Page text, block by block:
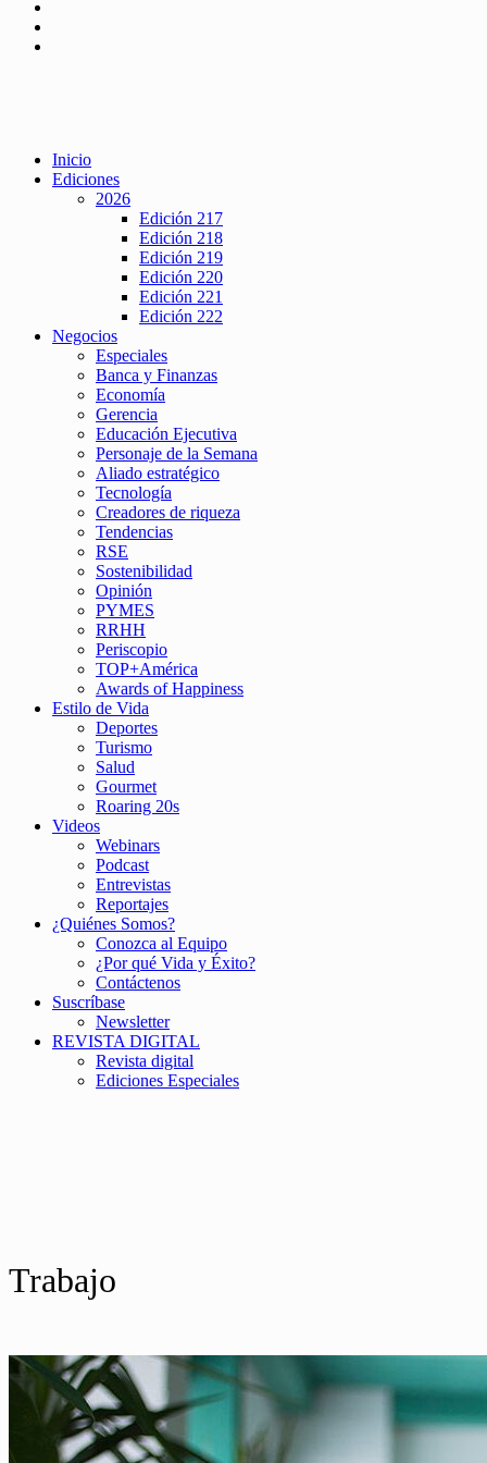
Inicio
Ediciones
2026
Edición 217
Edición 218
Edición 219
Edición 220
Edición 221
Edición 222
Negocios
Especiales
Banca y Finanzas
Economía
Gerencia
Educación Ejecutiva
Personaje de la Semana
Aliado estratégico
Tecnología
Creadores de riqueza
Tendencias
RSE
Sostenibilidad
Opinión
PYMES
RRHH
Periscopio
TOP+América
Awards of Happiness
Estilo de Vida
Deportes
Turismo
Salud
Gourmet
Roaring 20s
Videos
Webinars
Podcast
Entrevistas
Reportajes
¿Quiénes Somos?
Conozca al Equipo
¿Por qué Vida y Éxito?
Contáctenos
Suscríbase
Newsletter
REVISTA DIGITAL
Revista digital
Ediciones Especiales
Trabajo